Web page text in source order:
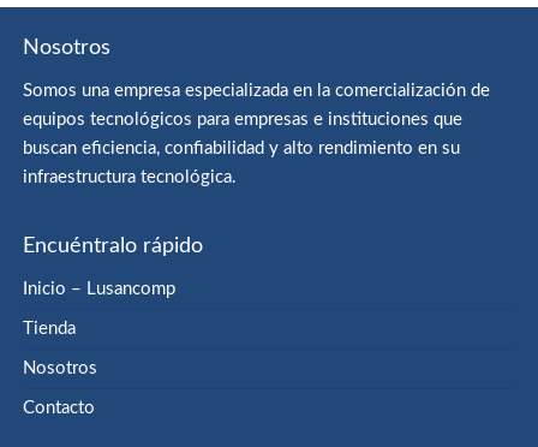
Nosotros
Somos una empresa especializada en la comercialización de
equipos tecnológicos para empresas e instituciones que
buscan eficiencia, confiabilidad y alto rendimiento en su
infraestructura tecnológica.
Encuéntralo rápido
Inicio – Lusancomp
Tienda
Nosotros
Contacto